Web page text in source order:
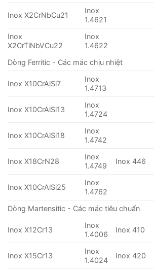
Inox X2CrNbCu21
Inox
1.4621
Inox
X2CrTiNbVCu22
Inox
1.4622
Dòng Ferritic - Các mác chịu nhiệt
Inox X10CrAlSi7
Inox
1.4713
Inox X10CrAlSi13
Inox
1.4724
Inox X10CrAlSi18
Inox
1.4742
Inox X18CrN28
Inox
1.4749
Inox 446
Inox X10CrAlSi25
Inox
1.4762
Dòng Martensitic - Các mác tiêu chuẩn
Inox X12Cr13
Inox
1.4006
Inox 410
Inox X15Cr13
Inox
1.4024
Inox 420